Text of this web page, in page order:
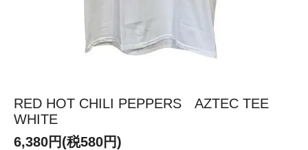
RED HOT CHILI PEPPERS AZTEC TEE
WHITE
6,380円(税580円)